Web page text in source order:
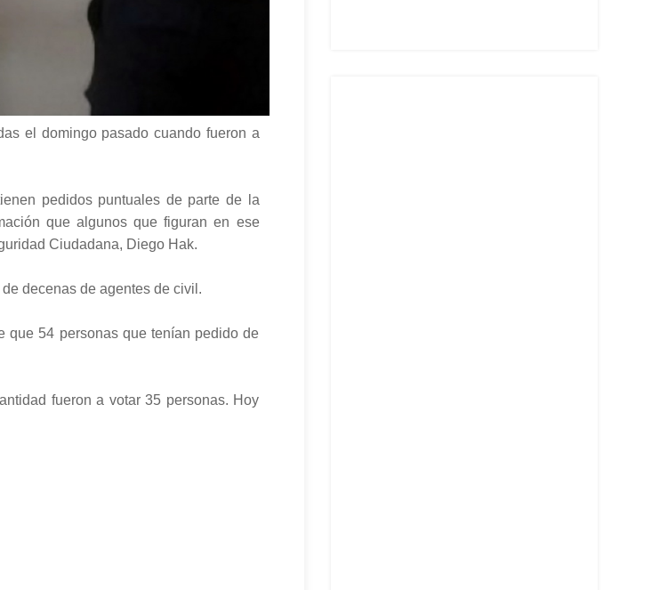
el domingo pasado cuando fueron a
pedidos puntuales de parte de la
que algunos que figuran en ese
Ciudadana, Diego Hak.
decenas de agentes de civil.
que 54 personas que tenían pedido de
fueron a votar 35 personas. Hoy